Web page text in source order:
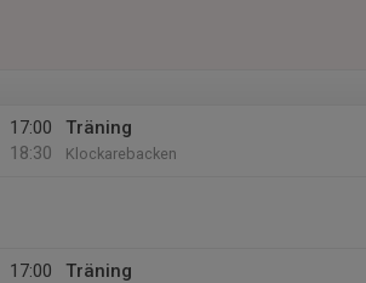
17:00
18:30
Träning
Klockarebacken
17:00
Träning